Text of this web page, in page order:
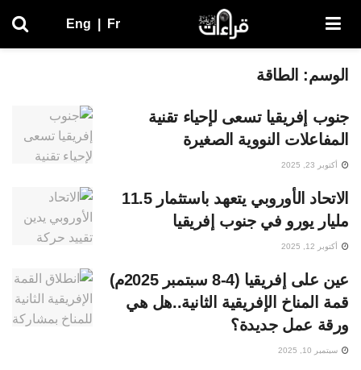
Eng Fr
الوسم: الطاقة
جنوب إفريقيا تسعى لإحياء تقنية
المفاعلات النووية الصغيرة
أكتوبر 23, 2025
الاتحاد الأوروبي يتعهد باستثمار 11.5
مليار يورو في جنوب إفريقيا
أكتوبر 12, 2025
عين على إفريقيا (4-8 سبتمبر 2025م)
قمة المناخ الإفريقية الثانية..هل هي
ورقة عمل جديدة؟
سبتمبر 10, 2025